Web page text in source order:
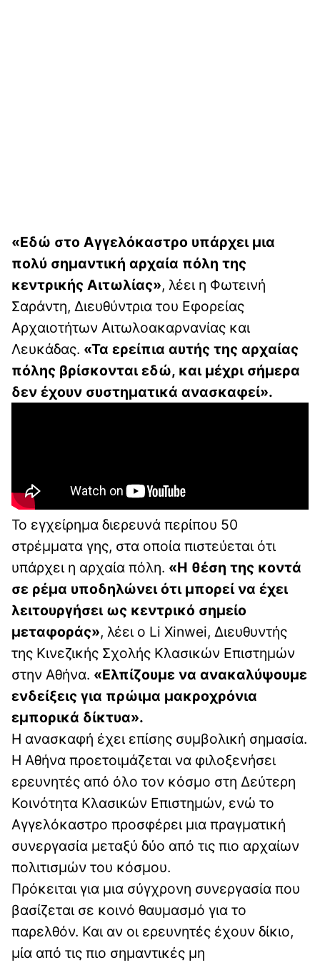
«Εδώ στο Αγγελόκαστρο υπάρχει μια
πολύ σημαντική αρχαία πόλη της
κεντρικής Αιτωλίας», λέει η Φωτεινή
Σαράντη, Διευθύντρια του Εφορείας
Αρχαιοτήτων Αιτωλοακαρνανίας και
Λευκάδας. «Τα ερείπια αυτής της αρχαίας
πόλης βρίσκονται εδώ, και μέχρι σήμερα
δεν έχουν συστηματικά ανασκαφεί».
Το εγχείρημα διερευνά περίπου 50
στρέμματα γης, στα οποία πιστεύεται ότι
υπάρχει η αρχαία πόλη. «Η θέση της κοντά
σε ρέμα υποδηλώνει ότι μπορεί να έχει
λειτουργήσει ως κεντρικό σημείο
μεταφοράς», λέει ο Li Xinwei, Διευθυντής
της Κινεζικής Σχολής Κλασικών Επιστημών
στην Αθήνα. «Ελπίζουμε να ανακαλύψουμε
ενδείξεις για πρώιμα μακροχρόνια
εμπορικά δίκτυα».
Η ανασκαφή έχει επίσης συμβολική σημασία.
Η Αθήνα προετοιμάζεται να φιλοξενήσει
ερευνητές από όλο τον κόσμο στη Δεύτερη
Κοινότητα Κλασικών Επιστημών, ενώ το
Αγγελόκαστρο προσφέρει μια πραγματική
συνεργασία μεταξύ δύο από τις πιο αρχαίων
πολιτισμών του κόσμου.
Πρόκειται για μια σύγχρονη συνεργασία που
βασίζεται σε κοινό θαυμασμό για το
παρελθόν. Και αν οι ερευνητές έχουν δίκιο,
μία από τις πιο σημαντικές μη